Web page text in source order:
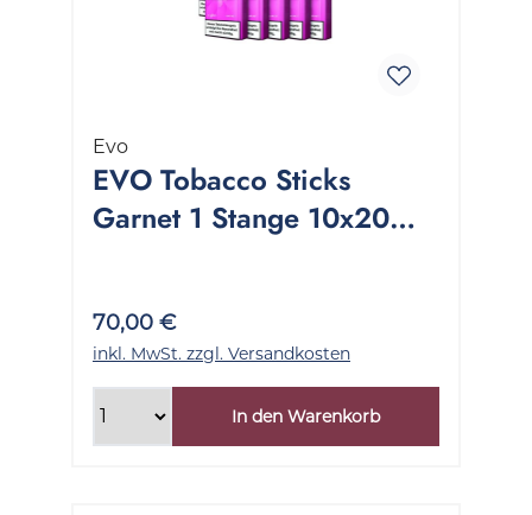
Evo
EVO Tobacco Sticks
Garnet 1 Stange 10x20
70,00 €
inkl. MwSt. zzgl. Versandkosten
In den Warenkorb